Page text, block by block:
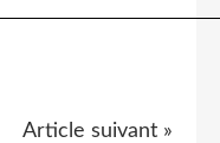
Article suivant »